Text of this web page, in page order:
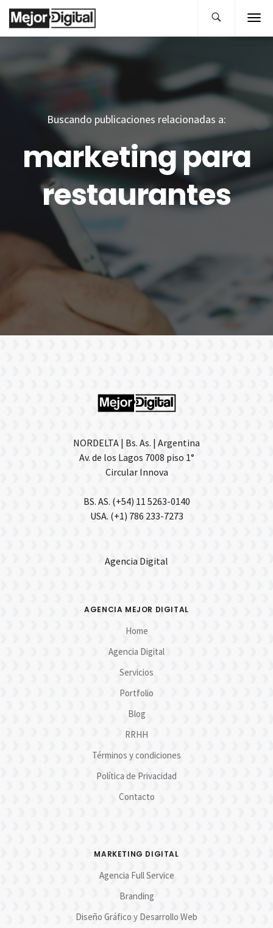
Buscando publicaciones relacionadas a:
marketing para
restaurantes
NORDELTA | Bs. As. | Argentina
Av. de los Lagos 7008 piso 1°
Circular Innova
BS. AS. (+54) 11 5263-0140
USA. (+1) 786 233-7273
Agencia Digital
AGENCIA MEJOR DIGITAL
Home
Agencia Digital
Servicios
Portfolio
Blog
RRHH
Términos y condiciones
Política de Privacidad
Contacto
MARKETING DIGITAL
Agencia Full Service
Branding
Diseño Gráfico y Desarrollo Web